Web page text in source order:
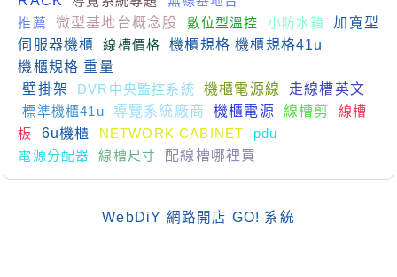
推薦
微型基地台概念股 數位型溫控 小防水箱
加寬型
伺服器機櫃
線槽價格
機櫃規格 機櫃規格41u
機櫃規格 重量＿
壁掛架
DVR中央監控系統 機櫃電源線
走線槽英文
標準機櫃41u
導覽系統廠商 機櫃電源 線槽剪
線槽
板
6u機櫃 NETWORK CABINET
pdu
電源分配器
線槽尺寸 配線槽哪裡買
WebDiY 網路開店 GO! 系統